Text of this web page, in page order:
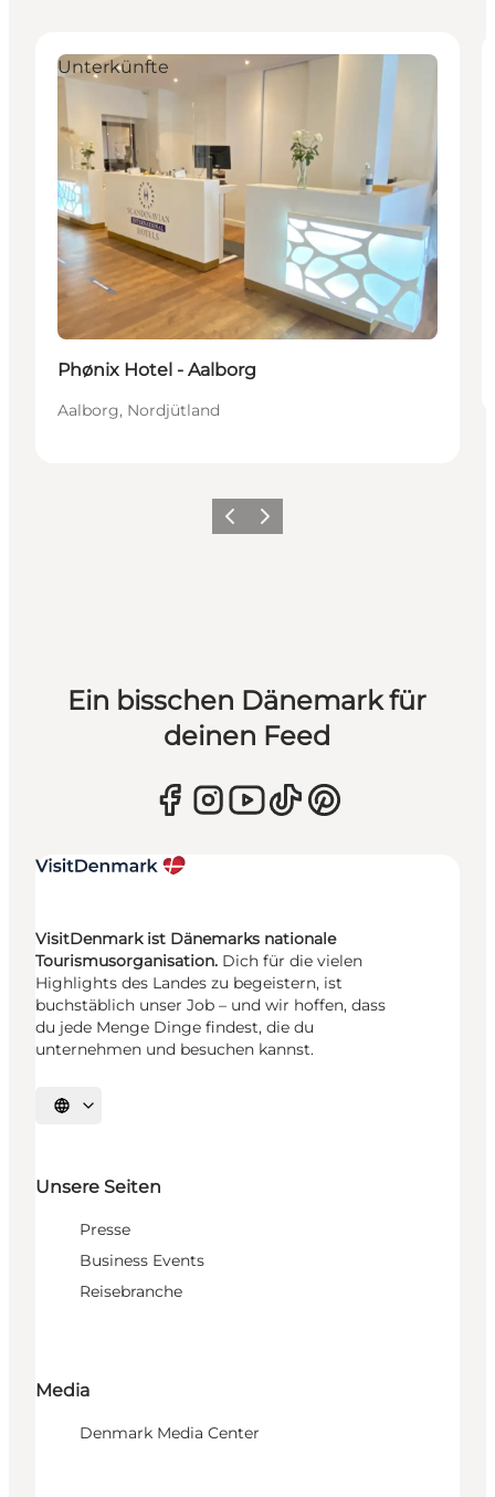
Unterkünfte
Phønix Hotel - Aalborg
Aalborg, Nordjütland
ZurückWeiter
Ein bisschen Dänemark für
deinen Feed
VisitDenmark ist Dänemarks nationale
Tourismusorganisation. Dich für die vielen
Highlights des Landes zu begeistern, ist
buchstäblich unser Job – und wir hoffen, dass
du jede Menge Dinge findest, die du
unternehmen und besuchen kannst.
Sprache auswählen
Unsere Seiten
Presse
Business Events
Reisebranche
Media
Denmark Media Center